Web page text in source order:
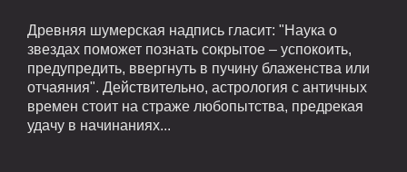
Древняя шумерская надпись гласит: "Наука о
звездах поможет познать сокрытое – успокоить,
предупредить, ввергнуть в пучину блаженства или
отчаяния". Действительно, астрология с античных
времен стоит на страже любопытства, предрекая
удачу в начинаниях...